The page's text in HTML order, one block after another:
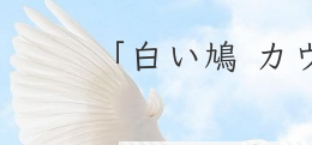
「白い鳩 カ